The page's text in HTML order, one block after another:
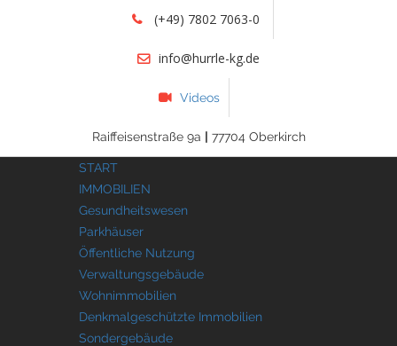
(+49) 7802 7063-0
info@hurrle-kg.de
Videos
Raiffeisenstraße 9a | 77704 Oberkirch
START
IMMOBILIEN
Gesundheitswesen
Parkhäuser
Öffentliche Nutzung
Verwaltungsgebäude
Wohnimmobilien
Denkmalgeschützte Immobilien
Sondergebäude